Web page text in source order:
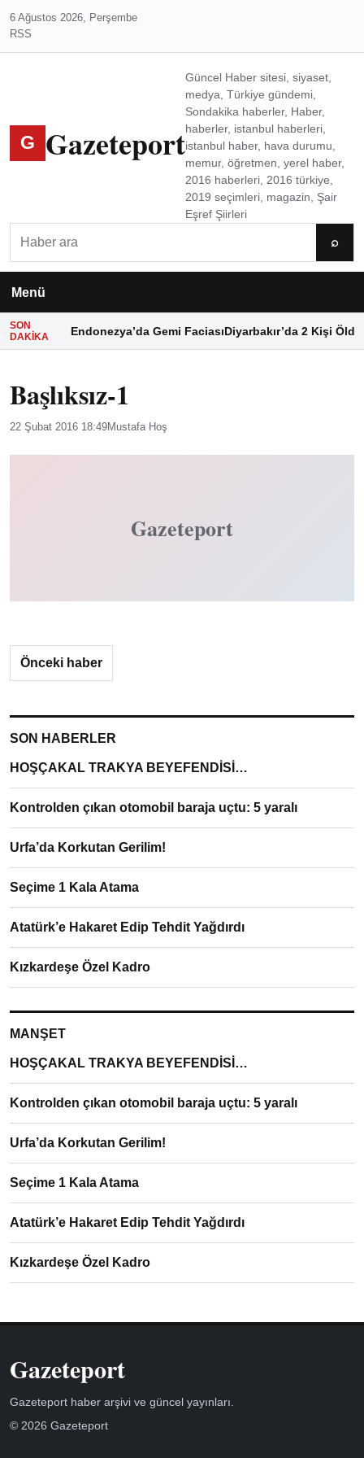
6 Ağustos 2026, Perşembe
RSS
G Gazeteport
Güncel Haber sitesi, siyaset,
medya, Türkiye gündemi,
Sondakika haberler, Haber,
haberler, istanbul haberleri,
istanbul haber, hava durumu,
memur, öğretmen, yerel haber,
2016 haberleri, 2016 türkiye,
2019 seçimleri, magazin, Şair
Eşref Şiirleri
⌕
Menü
SON
DAKIKA
Endonezya’da Gemi FaciasıDiyarbakır’da 2 Kişi Öldü
Başlıksız-1
22 Şubat 2016 18:49Mustafa Hoş
Gazeteport
Önceki haber
SON HABERLER
HOŞÇAKAL TRAKYA BEYEFENDİSİ…
Kontrolden çıkan otomobil baraja uçtu: 5 yaralı
Urfa’da Korkutan Gerilim!
Seçime 1 Kala Atama
Atatürk’e Hakaret Edip Tehdit Yağdırdı
Kızkardeşe Özel Kadro
MANŞET
HOŞÇAKAL TRAKYA BEYEFENDİSİ…
Kontrolden çıkan otomobil baraja uçtu: 5 yaralı
Urfa’da Korkutan Gerilim!
Seçime 1 Kala Atama
Atatürk’e Hakaret Edip Tehdit Yağdırdı
Kızkardeşe Özel Kadro
Gazeteport
Gazeteport haber arşivi ve güncel yayınları.
© 2026 Gazeteport